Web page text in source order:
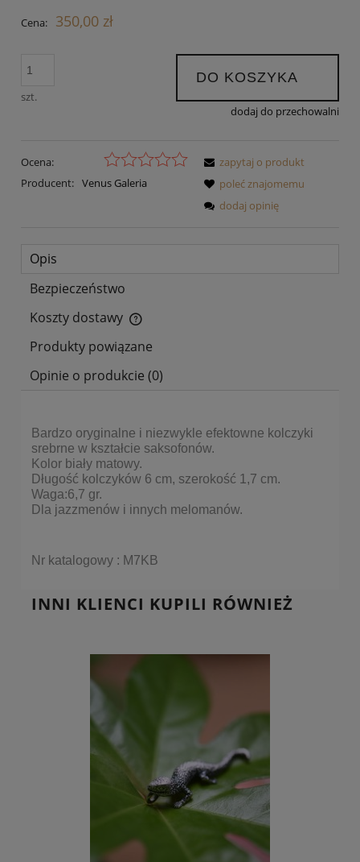
Cena: 350,00 zł
szt.
DO KOSZYKA
dodaj do przechowalni
Ocena:
Producent: Venus Galeria
zapytaj o produkt
poleć znajomemu
dodaj opinię
Opis
Bezpieczeństwo
Koszty dostawy
Cena nie zawiera ewentualnych kosztów płatności
Produkty powiązane
Opinie o produkcie (0)
Bardzo oryginalne i niezwykle efektowne kolczyki
srebrne w kształcie saksofonów.
Kolor biały matowy.
Długość kolczyków 6 cm, szerokość 1,7 cm.
Waga:6,7 gr.
Dla jazzmenów i innych melomanów.
Nr katalogowy : M7KB
INNI KLIENCI KUPILI RÓWNIEŻ